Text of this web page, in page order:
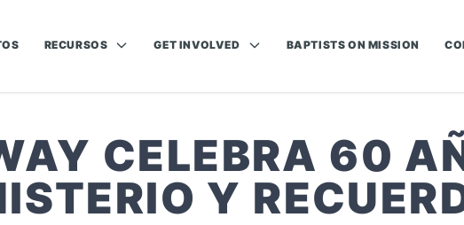
RECURSOS GET INVOLVED BAPTISTS ON MISSION
CELEBRA 60
Y